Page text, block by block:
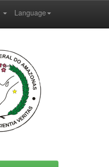
Language